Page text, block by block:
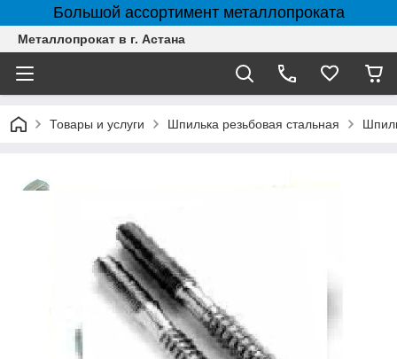
Большой ассортимент металлопроката
Металлопрокат в г. Астана
Товары и услуги Шпилька резьбовая стальная